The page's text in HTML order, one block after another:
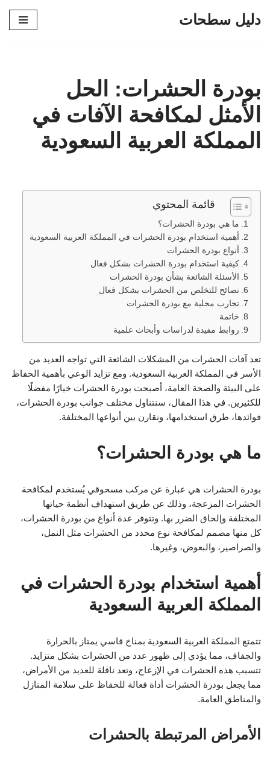
دليل سطحات
بودرة الحشرات: الحل
الأمثل لمكافحة الآفات في
المملكة العربية السعودية
قائمة المحتوي
ما هي بودرة الحشرات؟
أهمية استخدام بودرة الحشرات في المملكة العربية السعودية
أنواع بودرة الحشرات
كيفية استخدام بودرة الحشرات بشكل فعال
الأسئلة الشائعة بشأن بودرة الحشرات
نصائح للتخلص من الحشرات بشكل فعال
تجارب محلية مع بودرة الحشرات
خاتمة
روابط مفيدة لدراسات وأبحاث علمية
تعد آفات الحشرات من المشكلات الشائعة التي تواجه العديد من
الأسر في المملكة العربية السعودية. ومع تزايد الوعي بأهمية الحفاظ
على البيئة والصحة العامة، أصبحت بودرة الحشرات خيارًا مفضلًا
للكثيرين. في هذا المقال، سنتناول مختلف جوانب بودرة الحشرات،
فوائدها، طرق استخدامها، ونقارن بين أنواعها المختلفة.
ما هي بودرة الحشرات؟
بودرة الحشرات هي عبارة عن مركب مسحوقي يُستخدم لمكافحة
الحشرات المزعجة، وذلك عن طريق استهداف أنظمة حياتها
المختلفة وإلحاق الضرر بها. وتتوفر عدة أنواع من بودرة الحشرات،
كل منها مصمم لمكافحة نوع محدد من الحشرات مثل النمل،
والصراصير، والبعوض، وغيرها.
أهمية استخدام بودرة الحشرات في
المملكة العربية السعودية
تتمتع المملكة العربية السعودية بمناخ قاسي يمتاز بالحرارة
والجفاف، مما يؤدي إلى ظهور عدد من الحشرات بشكل متزايد.
تتسبب هذه الحشرات في الإزعاج، وتعد ناقلة للعديد من الأمراض،
مما يجعل بودرة الحشرات أداة فعالة للحفاظ على سلامة المنازل
والمناطق العامة.
الأمراض المرتبطة بالحشرات